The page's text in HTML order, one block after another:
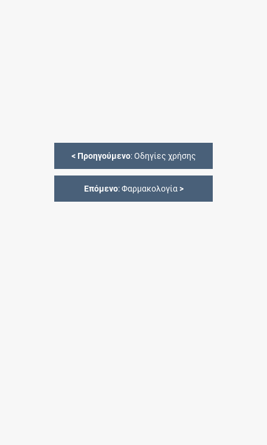
< Προηγούμενο: Οδηγίες χρήσης
Επόμενο: Φαρμακολογία>